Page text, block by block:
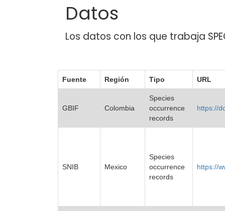
Datos
Los datos con los que trabaja
Fuente Región Tipo URL
GBIF Colombia
Species
occurrence
records
https://
SNIB Mexico
Species
occurrence
records
https://